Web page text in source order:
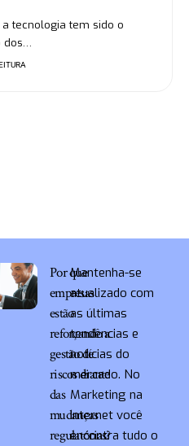
tecnologia tem sido o
dos…
Por que
empresas
estão
reforçando a
gestão de
riscos diante
das
mudanças
regulatórias?
Mantenha-se
atualizado com
as últimas
tendências e
notícias do
mercado. No
Marketing na
Internet você
encontra tudo o